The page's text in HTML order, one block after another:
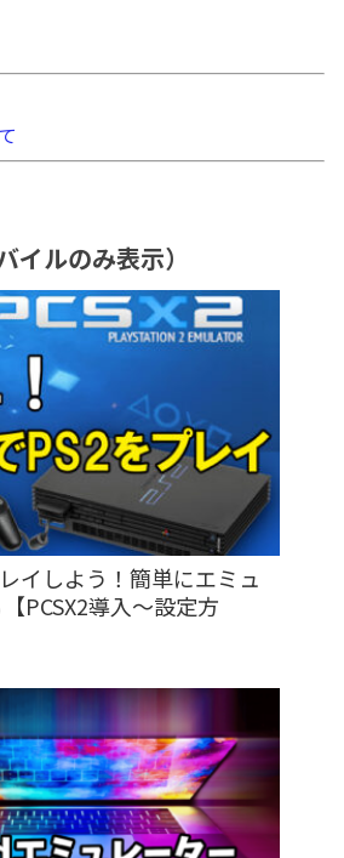
イルのみ表示）
イしよう！簡単にエミュ
PCSX2導入～設定方